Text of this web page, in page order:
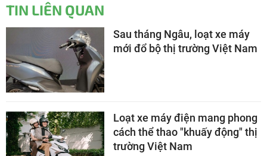
TIN LIÊN QUAN
Sau tháng Ngâu, loạt xe máy
mới đổ bộ thị trường Việt Nam
Loạt xe máy điện mang phong
cách thể thao "khuấy động" thị
trường Việt Nam